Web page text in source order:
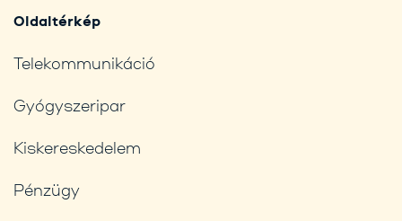
Oldaltérkép
Telekommunikáció
Gyógyszeripar
Kiskereskedelem
Pénzügy